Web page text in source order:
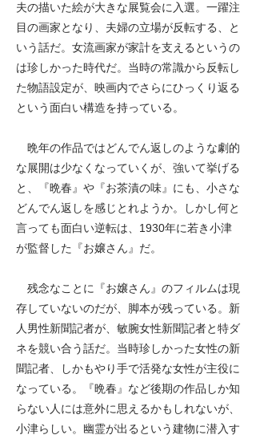
夫の描いた絵が大きな展覧会に入選。一躍注
目の画家となり、夫婦の立場が反転する、と
いう話だ。女流画家が家計を支えるというの
は珍しかった時代だ。当時の常識から反転し
た物語設定が、映画内でさらにひっくり返る
という面白い構造を持っている。
晩年の作品ではどんでん返しのような劇的
な展開は少なくなっていくが、強いて挙げる
と、『晩春』や『お茶漬の味』にも、小さな
どんでん返しを感じとれようか。しかし何と
言っても面白い逆転は、1930年に若き小津
が監督した『お嬢さん』だ。
残念なことに『お嬢さん』のフィルムは現
存していないのだが、脚本が残っている。新
人男性新聞記者が、敏腕女性新聞記者と特ダ
ネを競い合う話だ。当時珍しかった女性の新
聞記者、しかもやり手で活発な女性が主役に
なっている。『晩春』など後期の作品しか知
らない人には意外に思えるかもしれないが、
小津らしい。幽霊が出るという建物に潜入す